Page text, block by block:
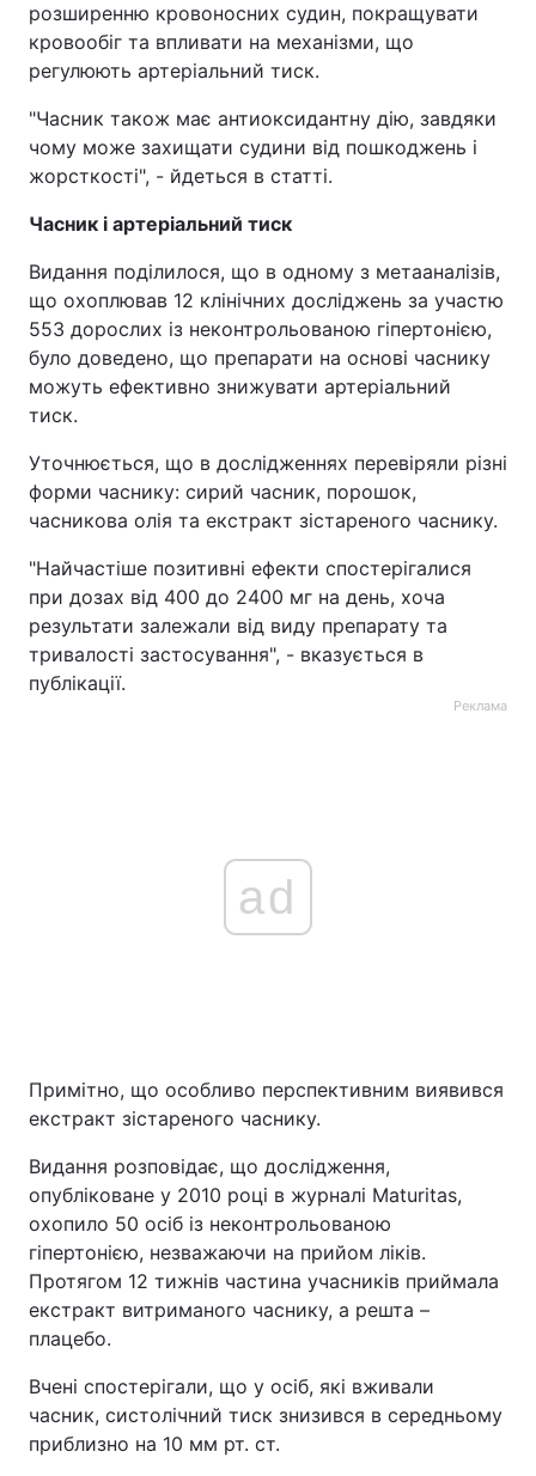
розширенню кровоносних судин, покращувати
кровообіг та впливати на механізми, що
регулюють артеріальний тиск.
"Часник також має антиоксидантну дію, завдяки
чому може захищати судини від пошкоджень і
жорсткості", - йдеться в статті.
Часник і артеріальний тиск
Видання поділилося, що в одному з метааналізів,
що охоплював 12 клінічних досліджень за участю
553 дорослих із неконтрольованою гіпертонією,
було доведено, що препарати на основі часнику
можуть ефективно знижувати артеріальний
тиск.
Уточнюється, що в дослідженнях перевіряли різні
форми часнику: сирий часник, порошок,
часникова олія та екстракт зістареного часнику.
"Найчастіше позитивні ефекти спостерігалися
при дозах від 400 до 2400 мг на день, хоча
результати залежали від виду препарату та
тривалості застосування", - вказується в
публікації.
Реклама
ad
Примітно, що особливо перспективним виявився
екстракт зістареного часнику.
Видання розповідає, що дослідження,
опубліковане у 2010 році в журналі Maturitas,
охопило 50 осіб із неконтрольованою
гіпертонією, незважаючи на прийом ліків.
Протягом 12 тижнів частина учасників приймала
екстракт витриманого часнику, а решта –
плацебо.
Вчені спостерігали, що у осіб, які вживали
часник, систолічний тиск знизився в середньому
приблизно на 10 мм рт. ст.